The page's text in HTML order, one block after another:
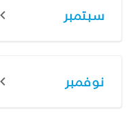
سبتمبر
نوفمبر